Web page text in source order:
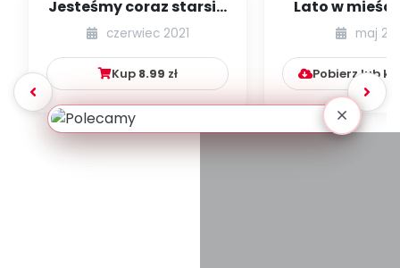
Jesteśmy coraz starsi -
zestaw
czerwiec 2021
Kup 8.99 zł
Lato w
dzieci
numer
maj
Pobierz lub